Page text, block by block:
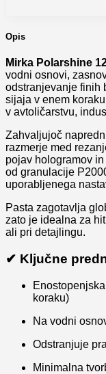
Opis
Mirka Polarshine
vodni osnovi,
odstranjevanje finih
sijaja v enem
v avtoličarstvu,
Zahvaljujoč
razmerje med
pojav hologramov
od granulacije
uporabljenega
Pasta zagotavlja
zato je idealna za
ali pri detajlingu.
✔ Ključne
koraku)
Na vodni
Odstranjuje
Minimalna